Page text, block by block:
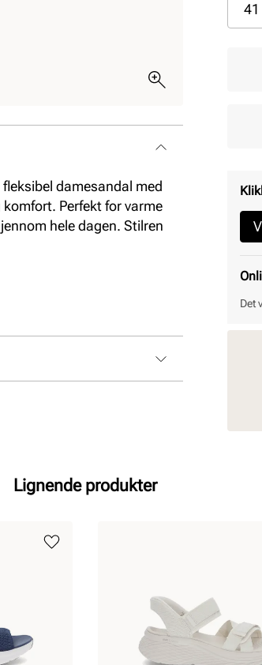
damesandal med
Perfekt for varme
hele dagen. Stilren
41
Det
Lignende produkter